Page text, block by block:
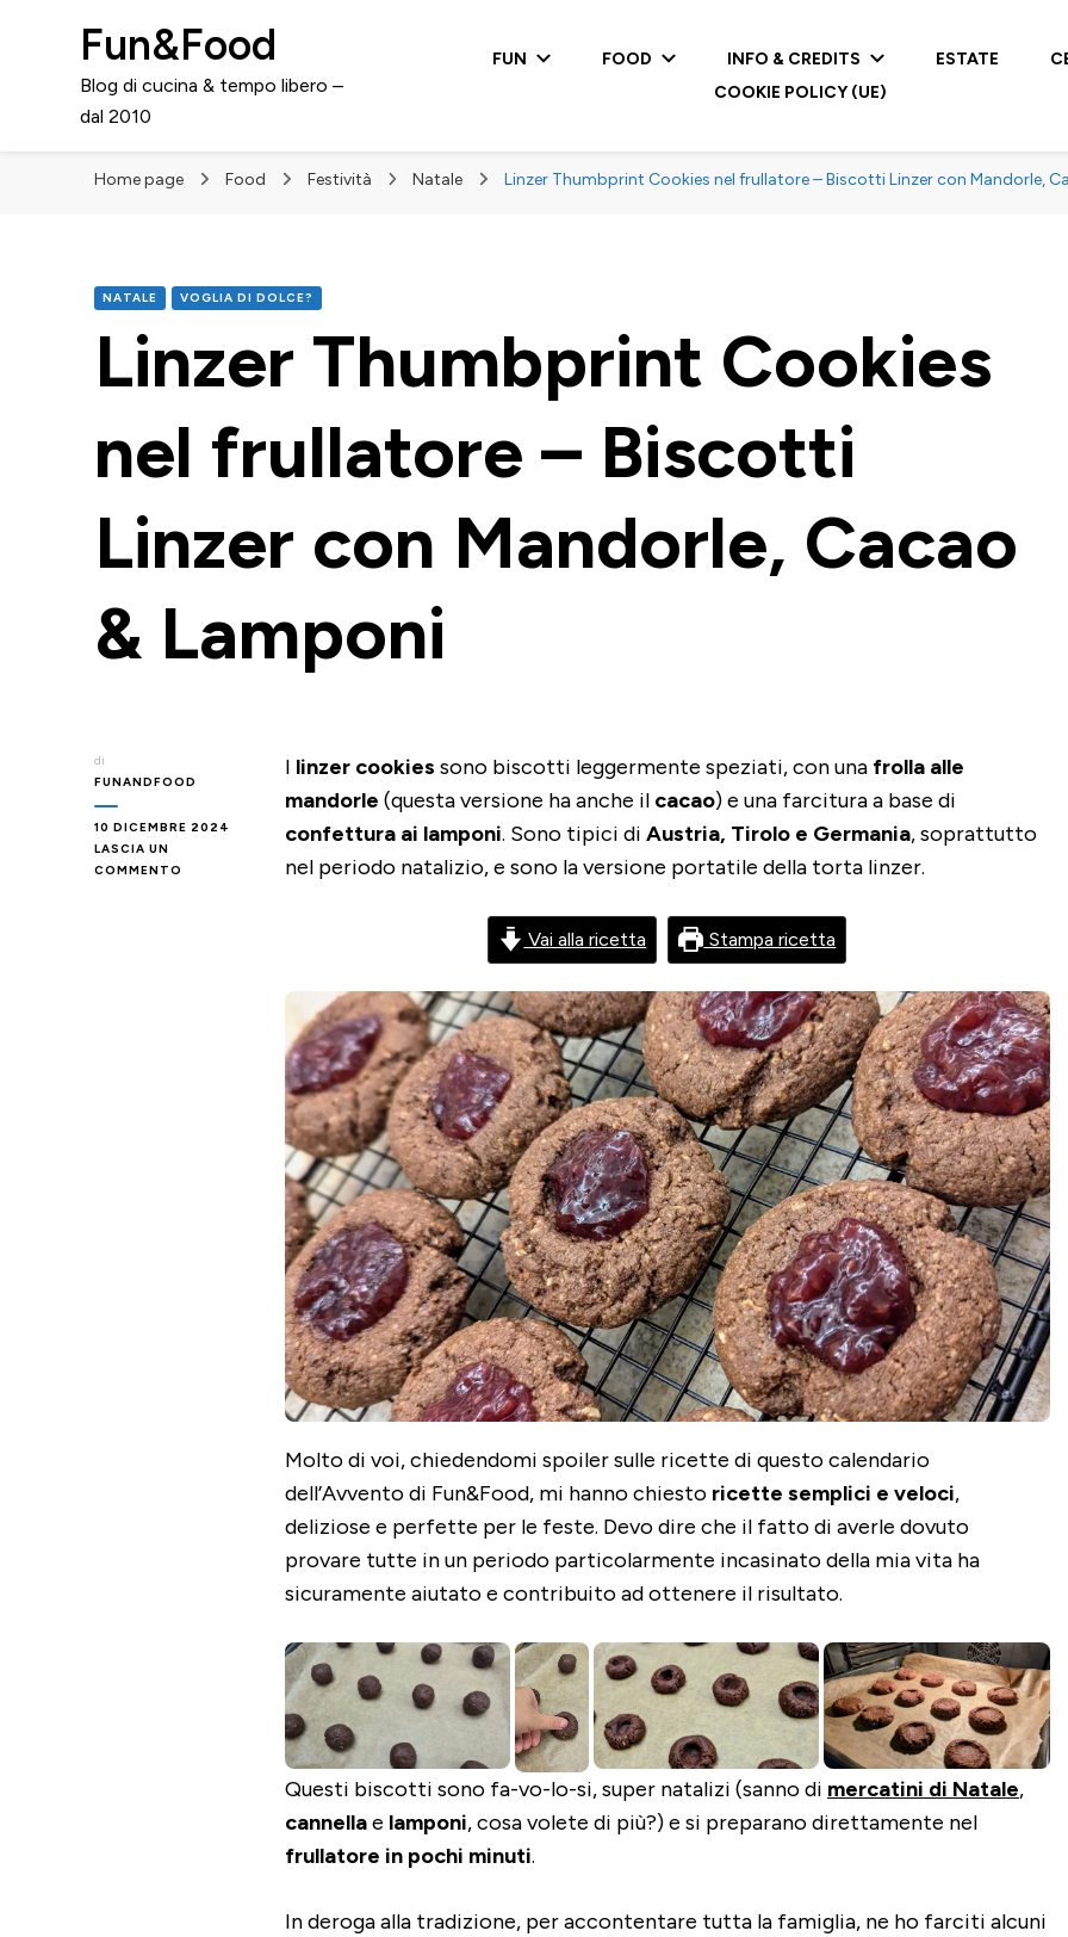
Fun&Food
Blog di cucina & tempo libero –
dal 2010
FUN FOOD INFO & CREDITS ESTATE
COOKIE POLICY (UE)
Home page Food Festività Natale Linzer Thumbprint Cookies nel frullatore – Biscotti Linzer con Mandorle,
NATALE VOGLIA DI DOLCE?
Linzer Thumbprint Cookies
nel frullatore – Biscotti
Linzer con Mandorle, Cacao
& Lamponi
di
FUNANDFOOD
10 DICEMBRE 2024
LASCIA UN
COMMENTO
I linzer cookies sono biscotti leggermente speziati, con una frolla alle
mandorle (questa versione ha anche il cacao) e una farcitura a base di
confettura ai lamponi. Sono tipici di Austria, Tirolo e Germania, soprattutto
nel periodo natalizio, e sono la versione portatile della torta linzer.
Vai alla ricetta Stampa ricetta
Molto di voi, chiedendomi spoiler sulle ricette di questo calendario
dell’Avvento di Fun&Food, mi hanno chiesto ricette semplici e veloci,
deliziose e perfette per le feste. Devo dire che il fatto di averle dovuto
provare tutte in un periodo particolarmente incasinato della mia vita ha
sicuramente aiutato e contribuito ad ottenere il risultato.
Questi biscotti sono fa-vo-lo-si, super natalizi (sanno di mercatini di Natale,
cannellae lamponi, cosa volete di più?) e si preparano direttamente nel
frullatore in pochi minuti.
In deroga alla tradizione, per accontentare tutta la famiglia, ne ho farciti alcuni